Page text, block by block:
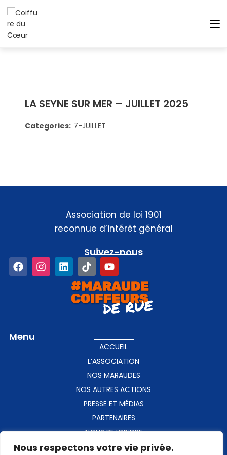
Nous respectons votre vie privée.
LA SEYNE SUR MER – JUILLET 2025
Categories: 7-JUILLET
Association de loi 1901
reconnue d’intérêt général
Menu
ACCUEIL
L’ASSOCIATION
NOS MARAUDES
NOS AUTRES ACTIONS
PRESSE ET MÉDIAS
PARTENAIRES
NOUS REJOINDRE
CONTACT
Suivez-nous​